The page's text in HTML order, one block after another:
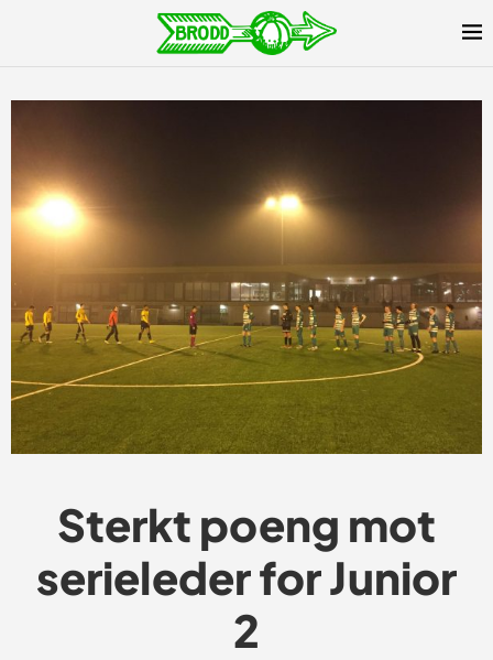
Sterkt poeng mot
serieleder for Junior
2